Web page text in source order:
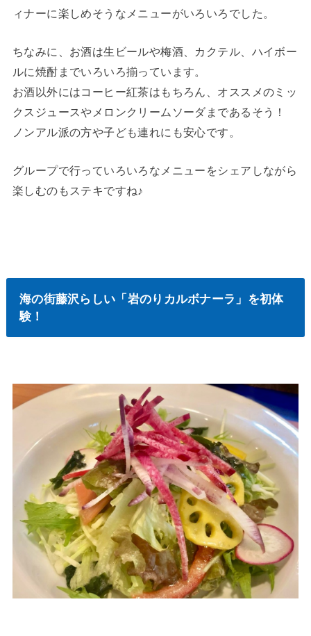
ィナーに楽しめそうなメニューがいろいろでした。
ちなみに、お酒は生ビールや梅酒、カクテル、ハイボー
ルに焼酎までいろいろ揃っています。
お酒以外にはコーヒー紅茶はもちろん、オススメのミッ
クスジュースやメロンクリームソーダまであるそう！
ノンアル派の方や子ども連れにも安心です。
グループで行っていろいろなメニューをシェアしながら
楽しむのもステキですね♪
海の街藤沢らしい「岩のりカルボナーラ」を初体
験！